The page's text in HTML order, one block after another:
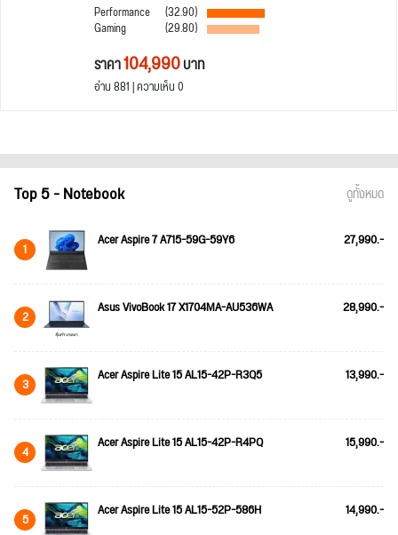
Performance
(32.90)
Gaming (29.80)
ราคา104,990บาท
อ่าน 881 | ความเห็น 0
Top 5 - Notebook ดูทั้งหมด
1 Acer Aspire 7 A715-59G-59Y6 27,990.-
2 Asus VivoBook 17 X1704MA-AU536WA 28,990.-
3 Acer Aspire Lite 15 AL15-42P-R3Q5 13,990.-
4 Acer Aspire Lite 15 AL15-42P-R4PQ 15,990.-
5 Acer Aspire Lite 15 AL15-52P-586H 14,990.-